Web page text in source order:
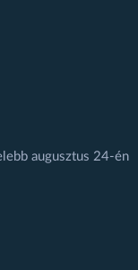
augusztus 24-én